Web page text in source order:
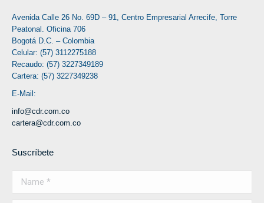
Avenida Calle 26 No. 69D – 91, Centro Empresarial Arrecife, Torre
Peatonal. Oficina 706
Bogotá D.C. – Colombia
Celular: (57) 3112275188
Recaudo: (57) 3227349189
Cartera: (57) 3227349238
E-Mail:
info@cdr.com.co
cartera@cdr.com.co
Suscríbete